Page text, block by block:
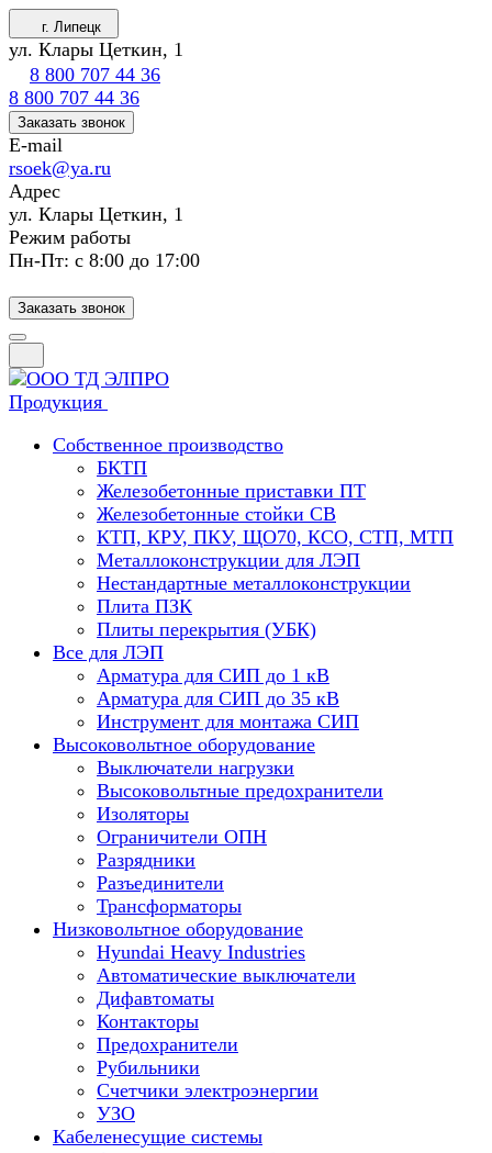
г. Липецк
ул. Клары Цеткин, 1
8 800 707 44 36
8 800 707 44 36
Заказать звонок
E-mail
rsoek@ya.ru
Адрес
ул. Клары Цеткин, 1
Режим работы
Пн-Пт: с 8:00 до 17:00
Заказать звонок
Продукция
Собственное производство
БКТП
Железобетонные приставки ПТ
Железобетонные стойки СВ
КТП, КРУ, ПКУ, ЩО70, КСО, СТП, МТП
Металлоконструкции для ЛЭП
Нестандартные металлоконструкции
Плита ПЗК
Плиты перекрытия (УБК)
Все для ЛЭП
Арматура для СИП до 1 кВ
Арматура для СИП до 35 кВ
Инструмент для монтажа СИП
Высоковольтное оборудование
Выключатели нагрузки
Высоковольтные предохранители
Изоляторы
Ограничители ОПН
Разрядники
Разъединители
Трансформаторы
Низковольтное оборудование
Hyundai Heavy Industries
Автоматические выключатели
Дифавтоматы
Контакторы
Предохранители
Рубильники
Счетчики электроэнергии
УЗО
Кабеленесущие системы